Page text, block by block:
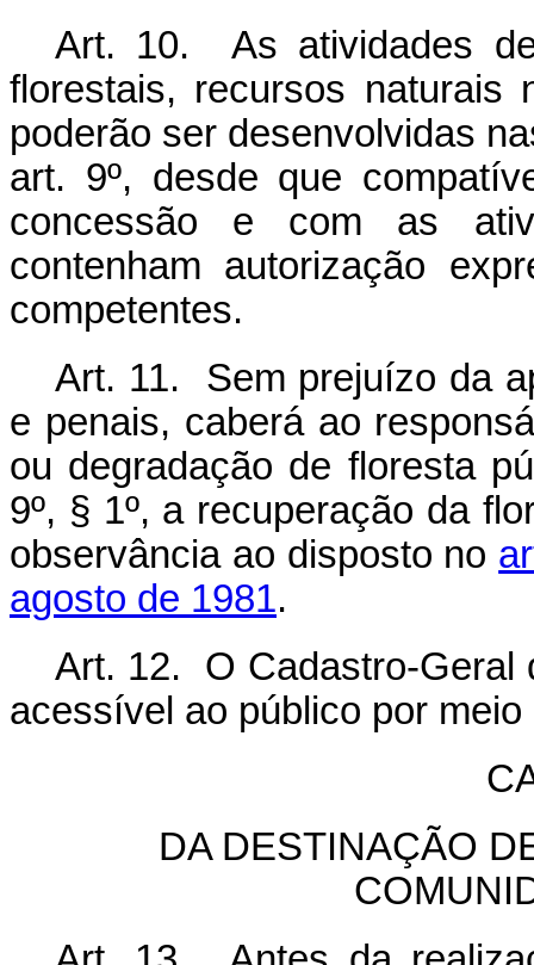
Art. 10. As atividades
florestais, recursos naturais
poderão ser desenvolvidas
art. 9º, desde que
concessão e com as
contenham autorização
competentes.
Art. 11. Sem prejuízo da
e penais, caberá ao
ou degradação de floresta
9º, § 1º, a recuperação da
observância ao disposto no
agosto de 1981.
Art. 12. O Cadastro-Geral
acessível ao público por meio
DA DESTINAÇÃO